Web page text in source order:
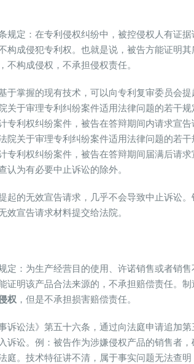
规定：在专利侵权纠纷中，被控侵权人有证
构成侵犯专利权。也就是说，被告方能证明
不构成侵权，不承担侵权责任。
于掌握的现有技术，可以向专利复审委员会
关于审理专利纠纷案件适用法律问题的若干
专利权纠纷案件，被告在答辩期间内请求宣
院关于审理专利纠纷案件适用法律问题的若
专利权纠纷案件，被告在答辩期间届满后请
认为有必要中止诉讼的除外。
起的无效宣告请求，几乎不会导致中止诉讼
效宣告请求材料提交给法院。
定：为生产经营目的使用、许诺销售或者销
证明该产品合法来源的，不承担赔偿责任。
权 ，但是不承担损害赔偿责任。
诉讼法》第五十六条，通过向法庭申请追加
诉讼。例：被告作为涉嫌侵权产品的销售者
庭。技术特征讲不清，属于事实问题无法查